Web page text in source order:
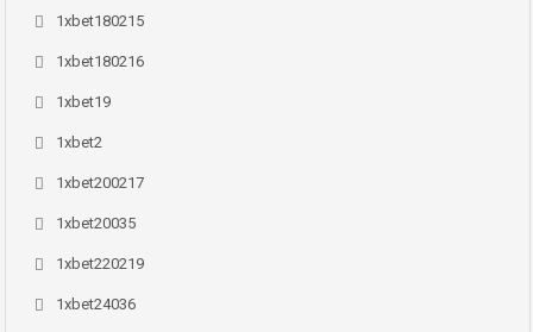
1xbet180215
1xbet180216
1xbet19
1xbet2
1xbet200217
1xbet20035
1xbet220219
1xbet24036